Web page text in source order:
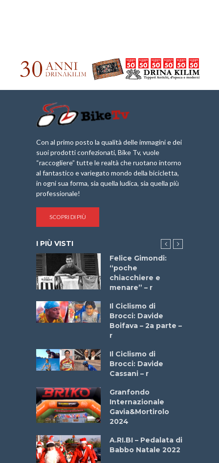
Con al primo posto la qualità delle immagini e dei
suoi prodotti confezionati, Bike Tv, vuole
“raccogliere” tutte le realtà che ruotano intorno
al fantastico e variegato mondo della bicicletta,
in ogni sua forma, sia quella ludica, sia quella più
professionale!
SCOPRI DI PIÙ
I PIÙ VISTI
Felice Gimondi:
“poche
chiacchiere e
menare” – r
Il Ciclismo di
Brocci: Davide
Boifava – 2a parte –
r
Il Ciclismo di
Brocci: Davide
Cassani – r
Granfondo
Internazionale
Gavia&Mortirolo
2024
A.RI.BI – Pedalata di
Babbo Natale 2022